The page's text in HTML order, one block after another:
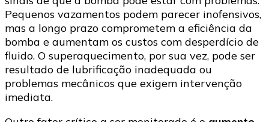
Pequenos vazamentos podem parecer inofensivos,
mas a longo prazo comprometem a eficiência da
bomba e aumentam os custos com desperdício de
fluido. O superaquecimento, por sua vez, pode ser
resultado de lubrificação inadequada ou
problemas mecânicos que exigem intervenção
imediata.